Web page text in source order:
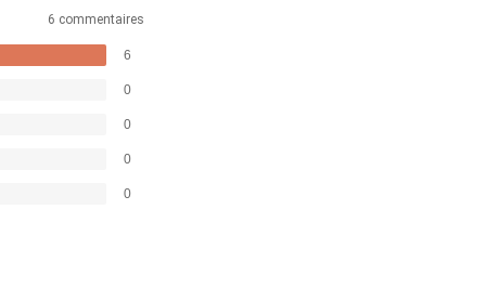
6 commentaires
6
0
0
0
0